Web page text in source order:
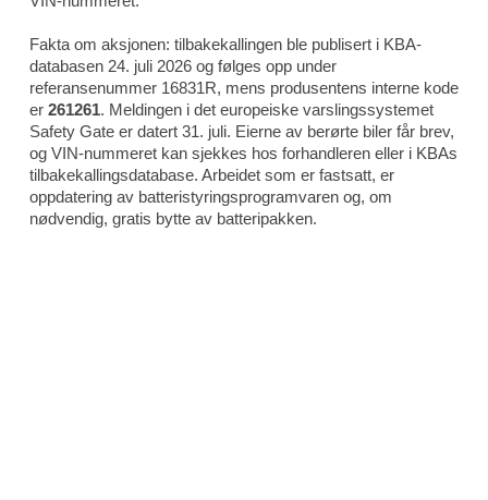
Fakta om aksjonen: tilbakekallingen ble publisert i KBA-
databasen 24. juli 2026 og følges opp under
referansenummer 16831R, mens produsentens interne kode
er 261261. Meldingen i det europeiske varslingssystemet
Safety Gate er datert 31. juli. Eierne av berørte biler får brev,
og VIN-nummeret kan sjekkes hos forhandleren eller i KBAs
tilbakekallingsdatabase. Arbeidet som er fastsatt, er
oppdatering av batteristyringsprogramvaren og, om
nødvendig, gratis bytte av batteripakken.